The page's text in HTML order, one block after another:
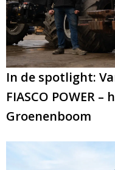
In de spotlight:
FIASCO POWER
Groenenboom
Email